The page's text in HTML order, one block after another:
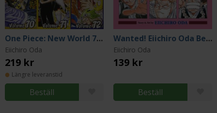
One Piece: New World 70-71-72
Eiichiro Oda
219 kr
Längre leveranstid
Beställ
Wanted! Eiichiro Oda Before One Piece
Eiichiro Oda
139 kr
Beställ